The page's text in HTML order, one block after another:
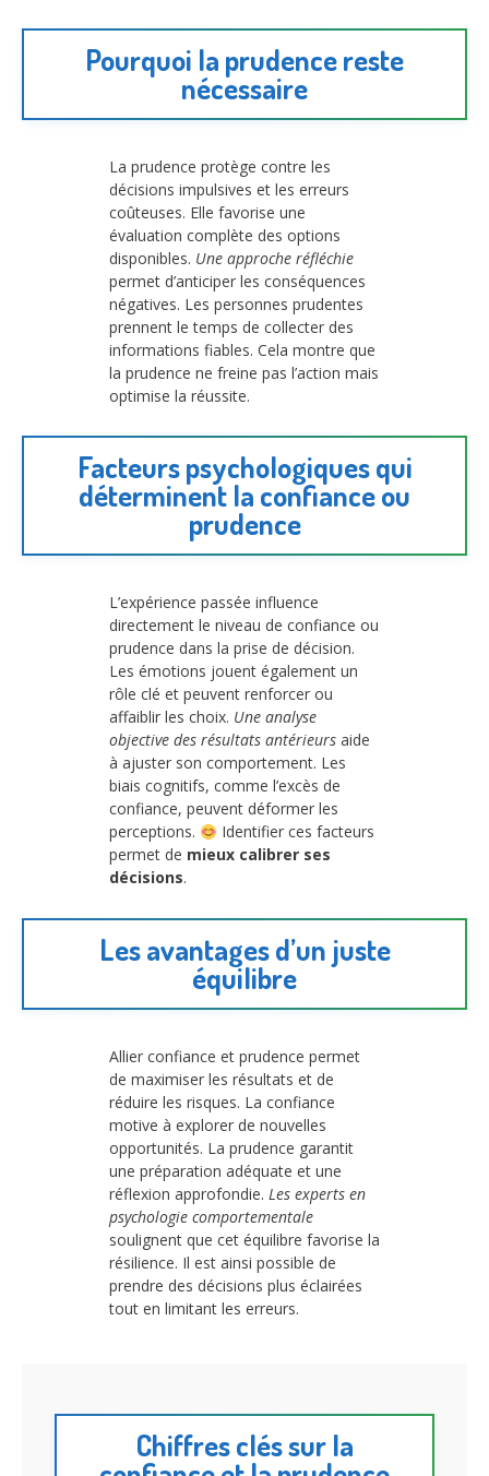
Pourquoi la prudence reste
nécessaire
La prudence protège contre les
décisions impulsives et les erreurs
coûteuses. Elle favorise une
évaluation complète des options
disponibles. Une approche réfléchie
permet d’anticiper les conséquences
négatives. Les personnes prudentes
prennent le temps de collecter des
informations fiables. Cela montre que
la prudence ne freine pas l’action mais
optimise la réussite.
Facteurs psychologiques qui
déterminent la confiance ou
prudence
L’expérience passée influence
directement le niveau de confiance ou
prudence dans la prise de décision.
Les émotions jouent également un
rôle clé et peuvent renforcer ou
affaiblir les choix. Une analyse
objective des résultats antérieurs aide
à ajuster son comportement. Les
biais cognitifs, comme l’excès de
confiance, peuvent déformer les
perceptions.
Identifier ces facteurs
permet de mieux calibrer ses
décisions.
Les avantages d’un juste
équilibre
Allier confiance et prudence permet
de maximiser les résultats et de
réduire les risques. La confiance
motive à explorer de nouvelles
opportunités. La prudence garantit
une préparation adéquate et une
réflexion approfondie. Les experts en
psychologie comportementale
soulignent que cet équilibre favorise la
résilience. Il est ainsi possible de
prendre des décisions plus éclairées
tout en limitant les erreurs.
Chiffres clés sur la